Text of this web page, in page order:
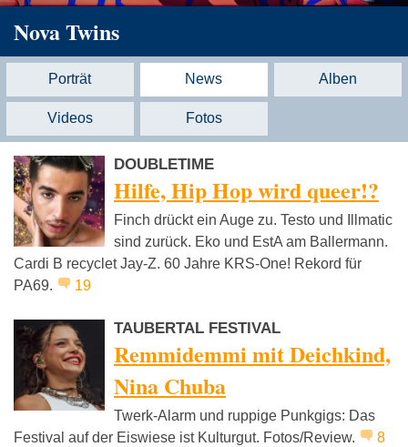
Nova Twins
Porträt News Alben
Videos Fotos
DOUBLETIME
Hilfe, Hip Hop wird queer!?
Finch drückt ein Auge zu. Testo und Illmatic
sind zurück. Eko und EstA am Ballermann.
Cardi B recyclet Jay-Z. 60 Jahre KRS-One! Rekord für
PA69.
19
TAUBERTAL FESTIVAL
Remmidemmi mit Deichkind,
Nina Chuba
Twerk-Alarm und ruppige Punkgigs: Das
Festival auf der Eiswiese ist Kulturgut. Fotos/Review.
8